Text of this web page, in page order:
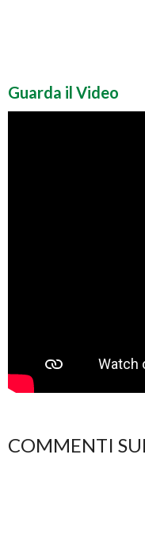
Guarda il Video
COMMENTI